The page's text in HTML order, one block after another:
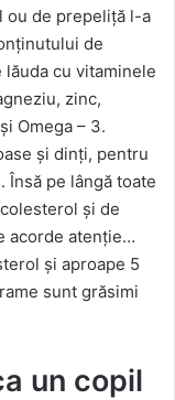
ou de prepeliță l-a
de
lăuda cu vitaminele
zinc,
Omega – 3.
și dinți, pentru
Însă pe lângă toate
și de
acorde atenție…
și aproape 5
sunt grăsimi
un copil